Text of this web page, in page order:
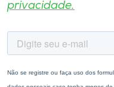
privacidade.